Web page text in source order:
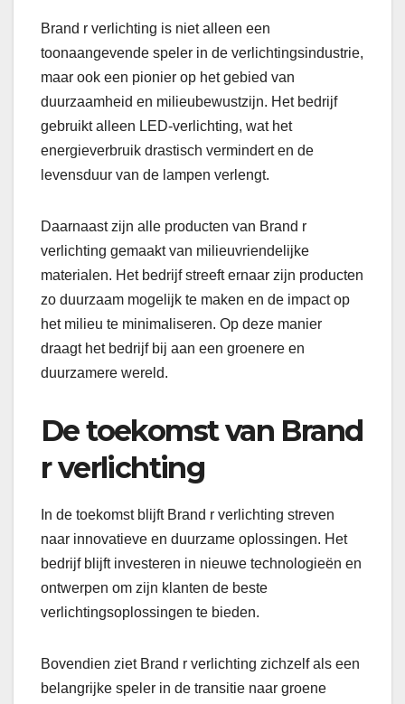
Brand r verlichting is niet alleen een
toonaangevende speler in de verlichtingsindustrie,
maar ook een pionier op het gebied van
duurzaamheid en milieubewustzijn. Het bedrijf
gebruikt alleen LED-verlichting, wat het
energieverbruik drastisch vermindert en de
levensduur van de lampen verlengt.
Daarnaast zijn alle producten van Brand r
verlichting gemaakt van milieuvriendelijke
materialen. Het bedrijf streeft ernaar zijn producten
zo duurzaam mogelijk te maken en de impact op
het milieu te minimaliseren. Op deze manier
draagt het bedrijf bij aan een groenere en
duurzamere wereld.
De toekomst van Brand
r verlichting
In de toekomst blijft Brand r verlichting streven
naar innovatieve en duurzame oplossingen. Het
bedrijf blijft investeren in nieuwe technologieën en
ontwerpen om zijn klanten de beste
verlichtingsoplossingen te bieden.
Bovendien ziet Brand r verlichting zichzelf als een
belangrijke speler in de transitie naar groene